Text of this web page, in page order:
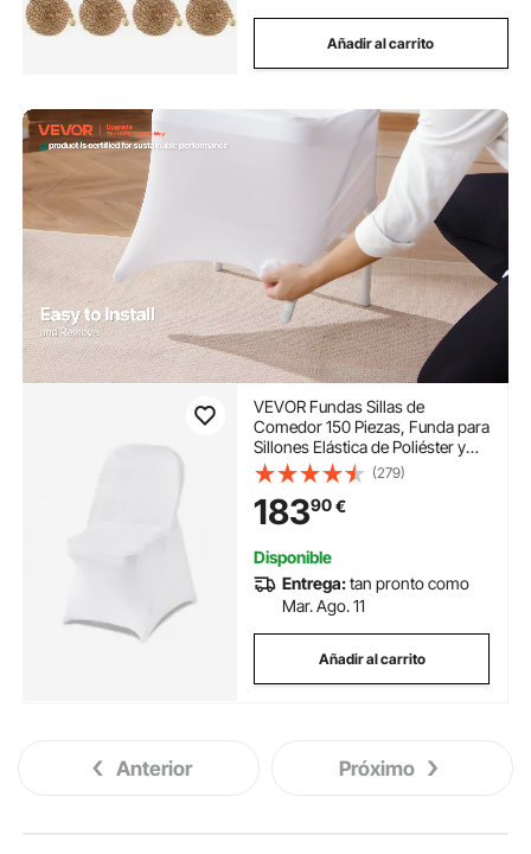
Añadir al carrito
VEVOR Fundas Sillas de
Comedor 150 Piezas, Funda para
Sillones Elástica de Poliéster y
Elastano, para Sillas de Hasta
45x46x77 cm, Tela Suave y
Transpirable, para Boda, Fiestas,
Banquetes, Blanco
(279)
18390€
Disponible
Entrega:tan pronto como
Mar. Ago. 11
Añadir al carrito
Anterior Próximo